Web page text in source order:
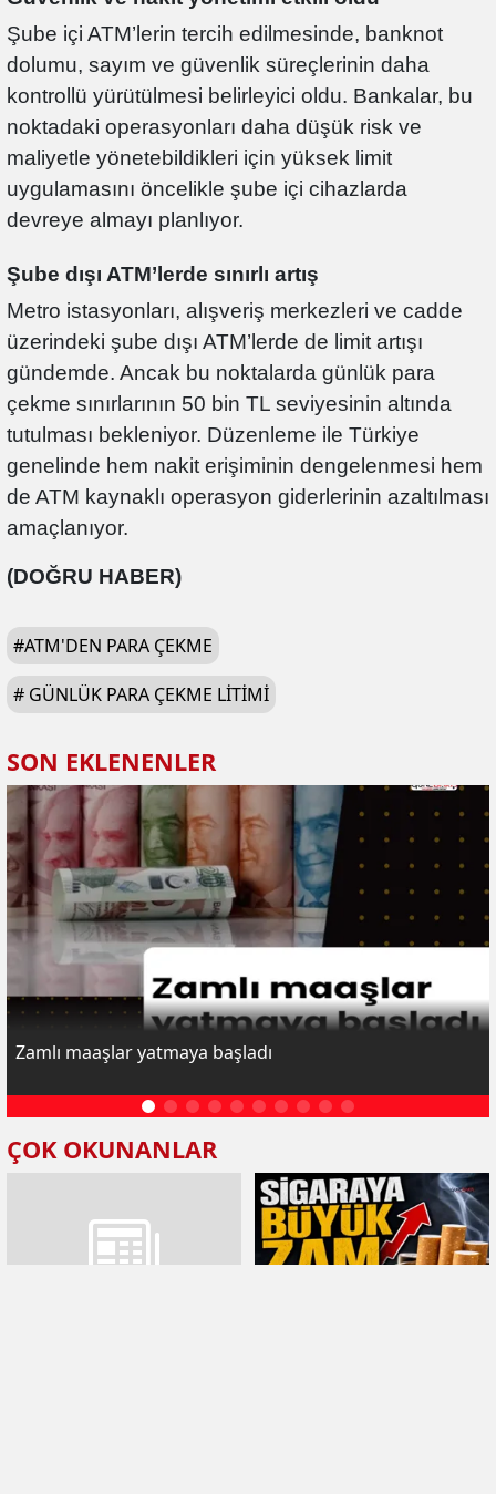
Şube içi ATM’lerin tercih edilmesinde, banknot
dolumu, sayım ve güvenlik süreçlerinin daha
kontrollü yürütülmesi belirleyici oldu. Bankalar, bu
noktadaki operasyonları daha düşük risk ve
maliyetle yönetebildikleri için yüksek limit
uygulamasını öncelikle şube içi cihazlarda
devreye almayı planlıyor.
Şube dışı ATM’lerde sınırlı artış
Metro istasyonları, alışveriş merkezleri ve cadde
üzerindeki şube dışı ATM’lerde de limit artışı
gündemde. Ancak bu noktalarda günlük para
çekme sınırlarının 50 bin TL seviyesinin altında
tutulması bekleniyor. Düzenleme ile Türkiye
genelinde hem nakit erişiminin dengelenmesi hem
de ATM kaynaklı operasyon giderlerinin azaltılması
amaçlanıyor.
(DOĞRU HABER)
#ATM'DEN PARA ÇEKME
# GÜNLÜK PARA ÇEKME LITIMI
SON EKLENENLER
Zamlı maaşlar yatmaya başladı
ÇOK OKUNANLAR